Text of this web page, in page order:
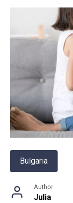
Bulgaria
Author
Julia